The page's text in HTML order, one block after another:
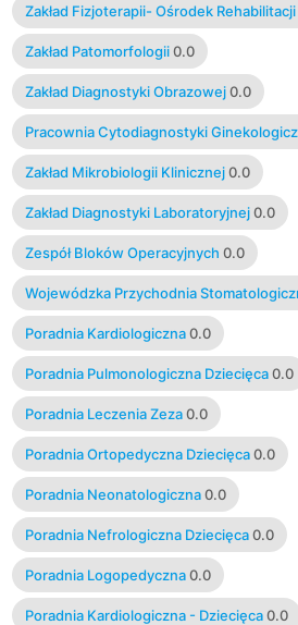
Zakład Fizjoterapii- Ośrodek
Zakład Patomorfologii 0.0
Zakład Diagnostyki Obrazowej 0.0
Pracownia Cytodiagnostyki
Zakład Mikrobiologii Klinicznej 0.0
Zakład Diagnostyki Laboratoryjnej 0.0
Zespół Bloków Operacyjnych 0.0
Wojewódzka Przychodnia
Poradnia Kardiologiczna 0.0
Poradnia Pulmonologiczna Dziecięca 0.0
Poradnia Leczenia Zeza 0.0
Poradnia Ortopedyczna Dziecięca 0.0
Poradnia Neonatologiczna 0.0
Poradnia Nefrologiczna Dziecięca 0.0
Poradnia Logopedyczna 0.0
Poradnia Kardiologiczna - Dziecięca 0.0